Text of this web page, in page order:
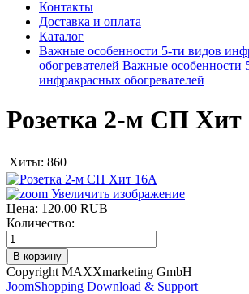
Контакты
Доставка и оплата
Каталог
Важные особенности 5-ти видов
обогревателей Важные особенности
инфракрасных обогревателей
Розетка 2-м СП Хит
Хиты: 860
Увеличить изображение
Цена: 120.00 RUB
Количество:
Copyright MAXXmarketing GmbH
JoomShopping Download & Support